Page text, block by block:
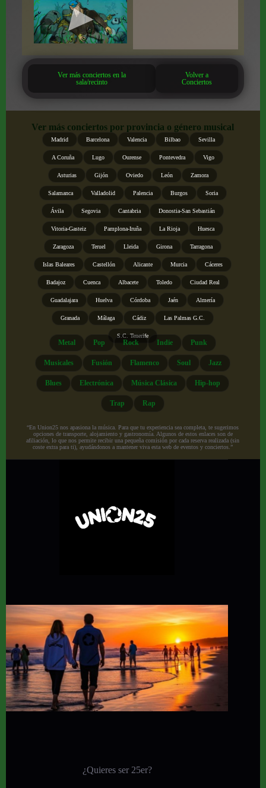
Ver más conciertos en la
sala/recinto
Volver a
Conciertos
Ver más conciertos por provincia o género musical
Madrid Barcelona Valencia Bilbao Sevilla
A Coruña Lugo Ourense Pontevedra Vigo
Asturias Gijón Oviedo León Zamora
Salamanca Valladolid Palencia Burgos Soria
Ávila Segovia Cantabria Donostia-San Sebastián
Vitoria-Gasteiz Pamplona-Iruña La Rioja Huesca
Zaragoza Teruel Lleida Girona Tarragona
Islas Baleares Castellón Alicante Murcia Cáceres
Badajoz Cuenca Albacete Toledo Ciudad Real
Guadalajara Huelva Córdoba Jaén Almería
Granada Málaga Cádiz Las Palmas G.C.
S.C. Tenerife
Metal Pop Rock Indie Punk
Musicales Fusión Flamenco Soul Jazz
Blues Electrónica Música Clásica Hip-hop
Trap Rap
“En Union25 nos apasiona la música. Para que tu experiencia sea completa, te sugerimos
opciones de transporte, alojamiento y gastronomía. Algunos de estos enlaces son de
afiliación, lo que nos permite recibir una pequeña comisión por cada reserva realizada (sin
coste extra para ti), ayudándonos a mantener viva esta web de eventos y conciertos.”
¿Quieres ser 25er?